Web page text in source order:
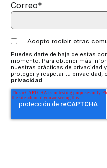
Correo*
Acepto recibir otras
Puedes darte de baja de estas
momento. Para obtener más
nuestras prácticas de privacidad
proteger y respetar tu privacidad,
privacidad.